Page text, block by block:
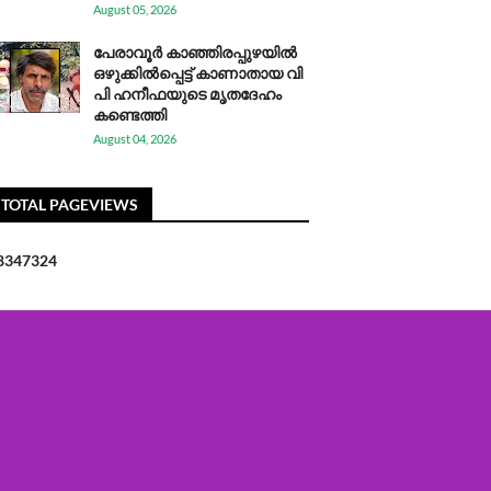
August 05, 2026
പേരാവൂർ കാഞ്ഞിരപ്പുഴയിൽ
ഒഴുക്കിൽപ്പെട്ട് കാണാതായ വി
പി ഹനീഫയുടെ മൃതദേഹം
കണ്ടെത്തി
August 04, 2026
TOTAL PAGEVIEWS
347324